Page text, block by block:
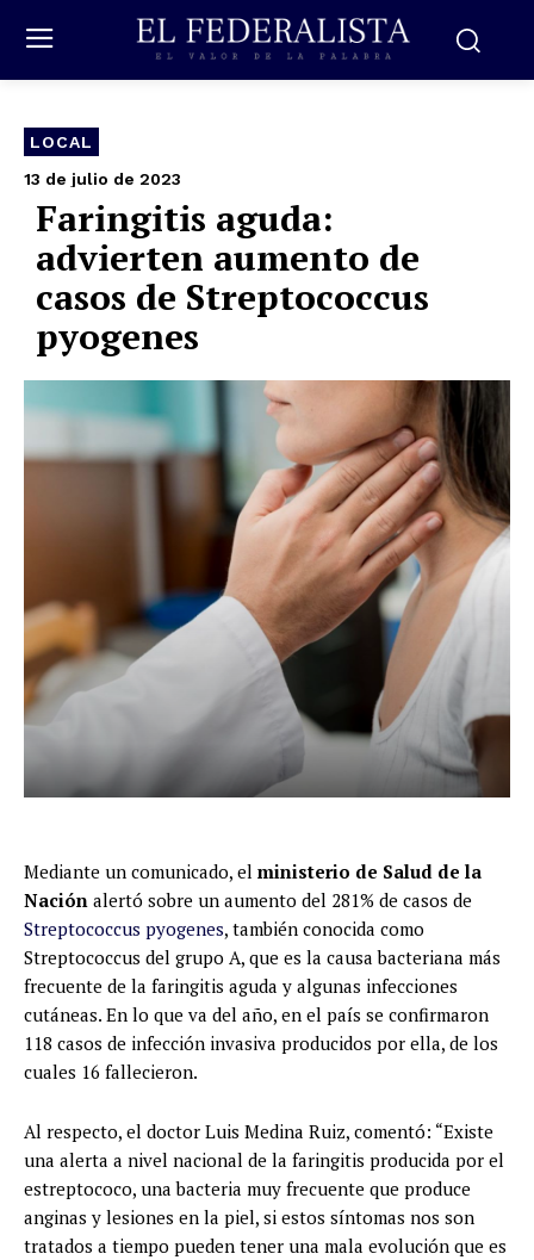
LOCAL
13 de julio de 2023
Faringitis aguda:
advierten aumento de
casos de Streptococcus
pyogenes
Mediante un comunicado, el ministerio de Salud de la
Nación alertó sobre un aumento del 281% de casos de
Streptococcus pyogenes, también conocida como
Streptococcus del grupo A, que es la causa bacteriana más
frecuente de la faringitis aguda y algunas infecciones
cutáneas. En lo que va del año, en el país se confirmaron
118 casos de infección invasiva producidos por ella, de los
cuales 16 fallecieron.
Al respecto, el doctor Luis Medina Ruiz, comentó: “Existe
una alerta a nivel nacional de la faringitis producida por el
estreptococo, una bacteria muy frecuente que produce
anginas y lesiones en la piel, si estos síntomas nos son
tratados a tiempo pueden tener una mala evolución que es